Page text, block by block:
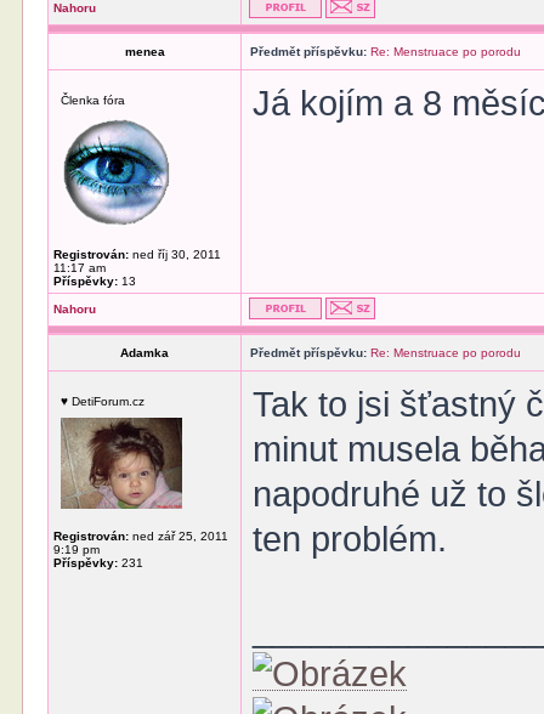
Nahoru
menea Předmět příspěvku: Re: Menstruace po porodu
Členka fóra
Registrován: ned říj 30, 2011
11:17 am
Příspěvky: 13
Já kojím a 8
Nahoru
Adamka Předmět příspěvku: Re: Menstruace po porodu
♥ DetiForum.cz
Registrován: ned zář 25, 2011
9:19 pm
Příspěvky: 231
Tak to jsi šťastný
minut musela
napodruhé už to
ten problém.